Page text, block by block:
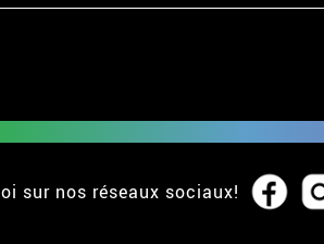
sur nos réseaux sociaux!